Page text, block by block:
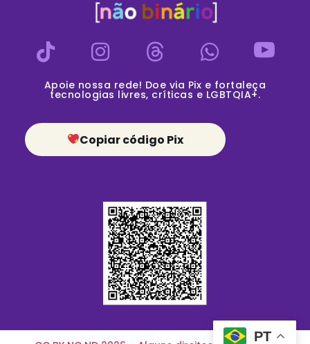
Apoie nossa rede! Doe via Pix e fortaleça
tecnologias livres, críticas e LGBTQIA+.
Copiar código Pix
PT